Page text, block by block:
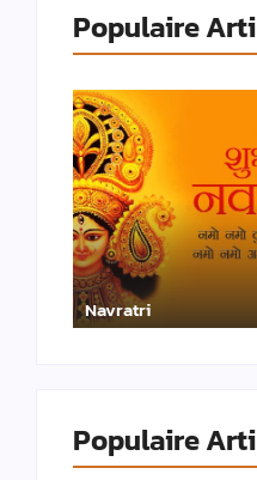
Populaire
Navratri
Populaire